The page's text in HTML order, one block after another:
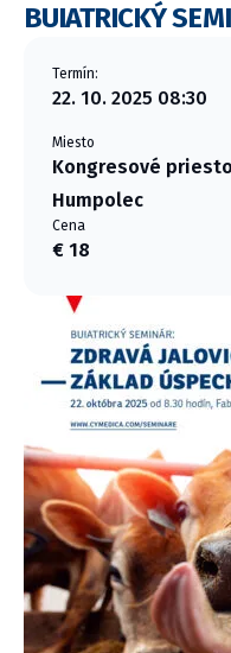
BUIATRICKÝ
Termín:
22. 10. 2025 08:30
Miesto
Kongresové
Humpolec
Cena
€ 18